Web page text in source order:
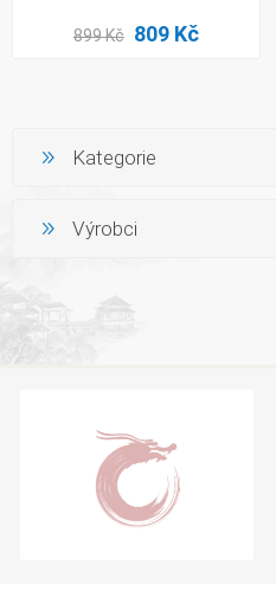
899 Kč 809 Kč
Kategorie
Výrobci